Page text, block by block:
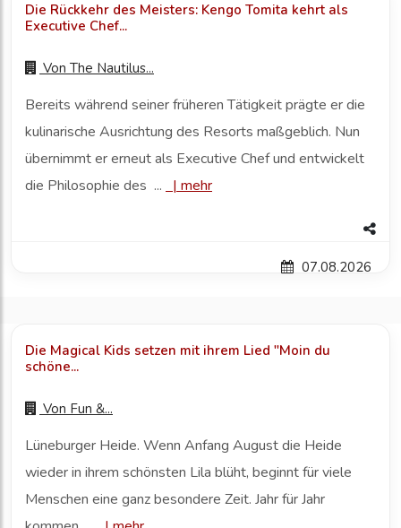
Die Rückkehr des Meisters: Kengo Tomita kehrt als
Executive Chef...
Von The Nautilus...
Bereits während seiner früheren Tätigkeit prägte er die
kulinarische Ausrichtung des Resorts maßgeblich. Nun
übernimmt er erneut als Executive Chef und entwickelt
die Philosophie des ...
| mehr
07.08.2026
Die Magical Kids setzen mit ihrem Lied "Moin du
schöne...
Von Fun &...
Lüneburger Heide. Wenn Anfang August die Heide
wieder in ihrem schönsten Lila blüht, beginnt für viele
Menschen eine ganz besondere Zeit. Jahr für Jahr